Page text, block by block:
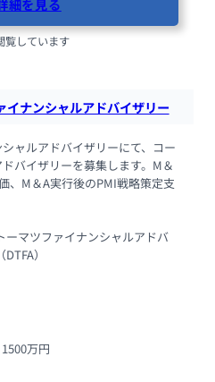
細を見る
覧しています
イナンシャルアドバイザリー
ャルアドバイザリーにて、コー
バイザリーを募集します。M＆
、M＆A実行後のPMI戦略策定支
ーマツファイナンシャルアドバ
）
1500万円